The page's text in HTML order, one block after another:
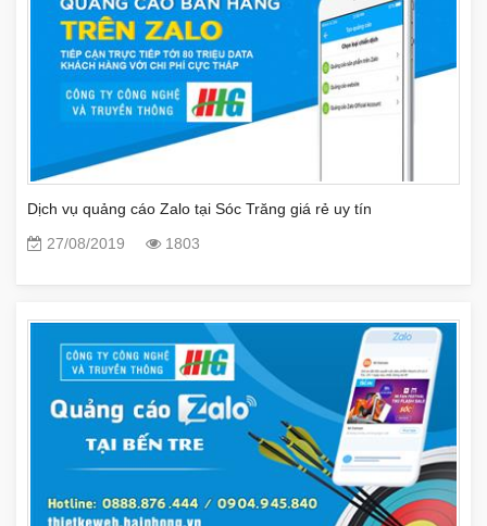
Dịch vụ quảng cáo Zalo tại Sóc Trăng giá rẻ uy tín
27/08/2019
1803